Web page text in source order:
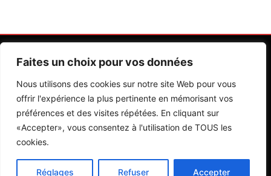
Faites un choix pour vos données
Nous utilisons des cookies sur notre site Web pour vous
offrir l'expérience la plus pertinente en mémorisant vos
préférences et des visites répétées. En cliquant sur
«Accepter», vous consentez à l'utilisation de TOUS les
cookies.
Réglages Refuser Accepter
Contactez Nos Rédactions Mentions Légales